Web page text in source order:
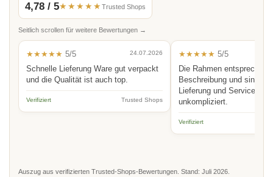
4,78 / 5★★★★★ Trusted Shops
Seitlich scrollen für weitere Bewertungen →
★★★★★ 5/5 24.07.2026
Schnelle Lieferung Ware gut verpackt
und die Qualität ist auch top.
Verifiziert Trusted Shops
★★★★★ 5/5
Die Rahmen entsprechen
Beschreibung und sind
Lieferung und Service
unkompliziert.
Verifiziert
Auszug aus verifizierten Trusted-Shops-Bewertungen. Stand: Juli 2026.